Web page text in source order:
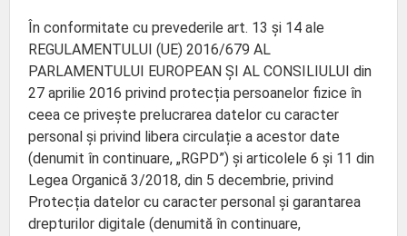
În conformitate cu prevederile art. 13 și 14 ale
REGULAMENTULUI (UE) 2016/679 AL
PARLAMENTULUI EUROPEAN ȘI AL CONSILIULUI din
27 aprilie 2016 privind protecția persoanelor fizice în
ceea ce privește prelucrarea datelor cu caracter
personal și privind libera circulație a acestor date
(denumit în continuare, „RGPD”) și articolele 6 și 11 din
Legea Organică 3/2018, din 5 decembrie, privind
Protecția datelor cu caracter personal și garantarea
drepturilor digitale (denumită în continuare,